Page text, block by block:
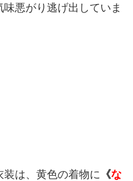
味悪がり逃げ出していま
装は、黄色の着物に 《な